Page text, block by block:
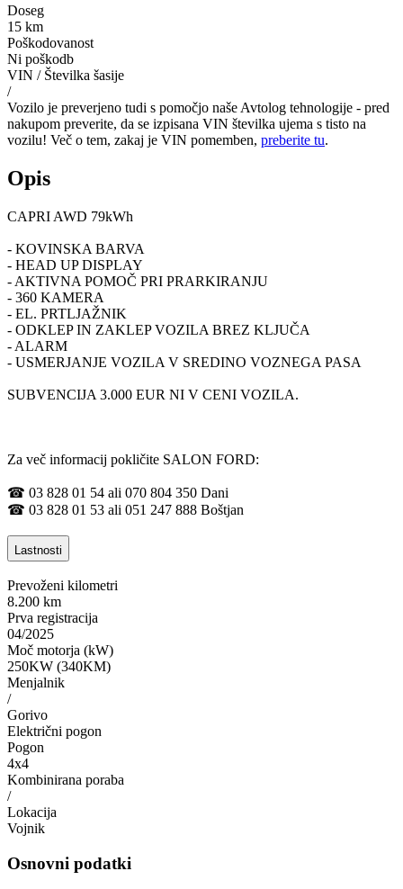
Doseg
15 km
Poškodovanost
Ni poškodb
VIN / Številka šasije
/
Vozilo je preverjeno tudi s pomočjo naše Avtolog tehnologije - pred
nakupom preverite, da se izpisana VIN številka ujema s tisto na
vozilu! Več o tem, zakaj je VIN pomemben, preberite tu.
Opis
CAPRI AWD 79kWh
- KOVINSKA BARVA
- HEAD UP DISPLAY
- AKTIVNA POMOČ PRI PRARKIRANJU
- 360 KAMERA
- EL. PRTLJAŽNIK
- ODKLEP IN ZAKLEP VOZILA BREZ KLJUČA
- ALARM
- USMERJANJE VOZILA V SREDINO VOZNEGA PASA
SUBVENCIJA 3.000 EUR NI V CENI VOZILA.
Za več informacij pokličite SALON FORD:
☎ 03 828 01 54 ali 070 804 350 Dani
☎ 03 828 01 53 ali 051 247 888 Boštjan
Lastnosti
Prevoženi kilometri
8.200 km
Prva registracija
04/2025
Moč motorja (kW)
250KW (340KM)
Menjalnik
/
Gorivo
Električni pogon
Pogon
4x4
Kombinirana poraba
/
Lokacija
Vojnik
Osnovni podatki